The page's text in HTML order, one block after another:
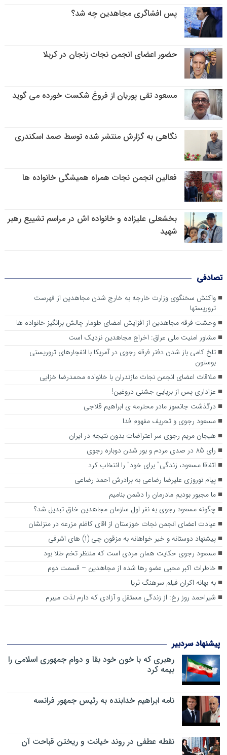
پس افشاگری مجاهدین چه شد؟
حضور اعضای انجمن نجات زنجان در کربلا
مسعود تقی پوریان از فروغ شکست خورده می گوید
نگاهی به گزارش منتشر شده توسط صمد اسکندری
فعالین انجمن نجات همراه همیشگی خانواده ها
بخشعلی علیزاده و خانواده اش در مراسم تشییع رهبر
شهید
تصادفی
واکنش سخنگوی وزارت خارجه به خارج شدن مجاهدین از فهرست
تروریستها
وحشت فرقه مجاهدین از افزایش امضای طومار چالش برانگیز خانواده ها
مشاور امنیت ملی عراق: اخراج مجاهدین نزدیک است
تلخ کامی باز شدن دفتر فرقه رجوی در آمریکا با انفجارهای تروریستی
بوستون
ملاقات اعضای انجمن نجات مازندران با خانواده محمدرضا خزایی
عزاداری پس از برپایی جشنی دروغین!
درگذشت جانسوز مادر محترمه ی ابراهیم قلاجی
مسعود رجوی و تحریف مفهوم فدا
هیجان مریم رجوی سر اعتراضات بدون نتیجه در ایران
رای 85 در صدی مردم و بور شدن دوباره رجوی
اتفاقا مسعود، زندگی” برای خود” را انتخاب کرد
پیام نوروزی علیرضا رضاعی به برادرش احمد رضاعی
ما مجبور بودیم مادرمان را دشمن بنامیم
چگونه مسعود رجوی به نفر اول سازمان مجاهدین خلق تبدیل شد؟
عیادت اعضای انجمن نجات خوزستان از اقای کاظم مزرعه در منزلشان
پیشنهاد دوستانه و خیر خواهانه به مزقون چی (1) های اشرفی
مسعود رجوی حکایت همان مردی است که منتظر تخم طلا بود
خاطرات اکبر محبی عضو رها شده از مجاهدین – قسمت دوم
به ‌بهانه اکران فیلم سرهنگ ثریا
شیراحمد روز رخ: از زندگی مستقل و آزادی که دارم لذت میبرم
پیشنهاد سردبیر
رهبری که با خون خود بقا و دوام جمهوری اسلامی را
بیمه کرد
نامه ابراهیم خدابنده به رئیس جمهور فرانسه
نقطه عطفی در روند خیانت و ریختن قباحت آن